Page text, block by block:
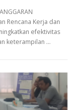
Rencana Kerja dan
efektivitas
keterampilan …